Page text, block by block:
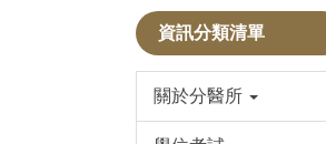
資訊分類清單
關於分醫所